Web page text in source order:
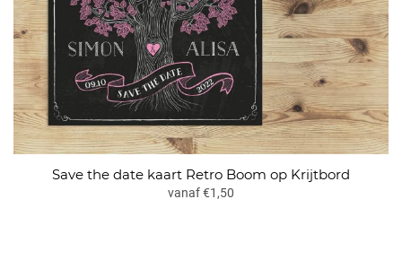
Save the date kaart Retro Boom op Krijtbord
vanaf €1,50